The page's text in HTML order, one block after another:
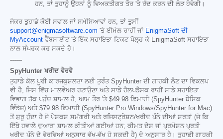
ਹਨ, ਤਾਂ ਤੁਹਾਨੂੰ ਉਹਨਾਂ ਨੂੰ ਵਿਅਕਤੀਗਤ ਤੌਰ 'ਤੇ ਰੱਦ ਕਰਨ ਦੀ ਲੋੜ ਹੋਵੇਗੀ।
ਜੇਕਰ ਤੁਹਾਡੇ ਕੋਈ ਸਵਾਲ ਜਾਂ ਸਮੱਸਿਆਵਾਂ ਹਨ, ਤਾਂ ਤੁਸੀਂ
support@enigmasoftware.com 'ਤੇ ਈਮੇਲ ਰਾਹੀਂ ਜਾਂ EnigmaSoft ਦੀ
MyAccount ਵੈੱਬਸਾਈਟ 'ਤੇ ਇੱਕ ਸਹਾਇਤਾ ਟਿਕਟ ਖੋਲ੍ਹ ਕੇ EnigmaSoft ਸਹਾਇਤਾ
ਨਾਲ ਸੰਪਰਕ ਕਰ ਸਕਦੇ ਹੋ।
------
SpyHunter ਖਰੀਦ ਵੇਰਵੇ
ਤੁਹਾਡੇ ਕੋਲ ਪੂਰੀ ਕਾਰਜਕੁਸ਼ਲਤਾ ਲਈ ਤੁਰੰਤ SpyHunter ਦੀ ਗਾਹਕੀ ਲੈਣ ਦਾ ਵਿਕਲਪ
ਵੀ ਹੈ, ਜਿਸ ਵਿੱਚ ਮਾਲਵੇਅਰ ਹਟਾਉਣਾ ਅਤੇ ਸਾਡੇ ਹੈਲਪਡੈਸਕ ਰਾਹੀਂ ਸਾਡੇ ਸਹਾਇਤਾ
ਵਿਭਾਗ ਤੱਕ ਪਹੁੰਚ ਸ਼ਾਮਲ ਹੈ, ਆਮ ਤੌਰ 'ਤੇ $49.98 ਛਿਮਾਹੀ (SpyHunter ਬੇਸਿਕ
ਵਿੰਡੋਜ਼) ਅਤੇ $79.98 ਛਿਮਾਹੀ (SpyHunter Pro Windows/SpyHunter for Mac)
ਤੋਂ ਸ਼ੁਰੂ ਹੁੰਦਾ ਹੈ ਜੋ ਪੇਸ਼ਕਸ਼ ਸਮੱਗਰੀ ਅਤੇ ਰਜਿਸਟ੍ਰੇਸ਼ਨ/ਖਰੀਦ ਪੰਨੇ ਦੀਆਂ ਸ਼ਰਤਾਂ (ਜੋ ਕਿ
ਇੱਥੇ ਹਵਾਲੇ ਦੁਆਰਾ ਸ਼ਾਮਲ ਕੀਤੀਆਂ ਗਈਆਂ ਹਨ; ਕੀਮਤ ਦੇਸ਼ ਜਾਂ ਪ੍ਰਮੋਸ਼ਨ ਪ੍ਰਤੀ
ਖਰੀਦ ਪੰਨੇ ਦੇ ਵੇਰਵਿਆਂ ਅਨੁਸਾਰ ਵੱਖ-ਵੱਖ ਹੋ ਸਕਦੀ ਹੈ) ਦੇ ਅਨੁਸਾਰ ਹੈ। ਤੁਹਾਡੀ ਗਾਹਕੀ